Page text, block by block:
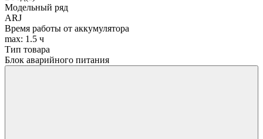
Модельный ряд
ARJ
Время работы от аккумулятора
max: 1.5 ч
Тип товара
Блок аварийного питания